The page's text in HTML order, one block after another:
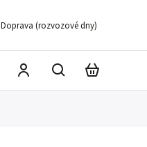
Doprava (rozvozové dny)